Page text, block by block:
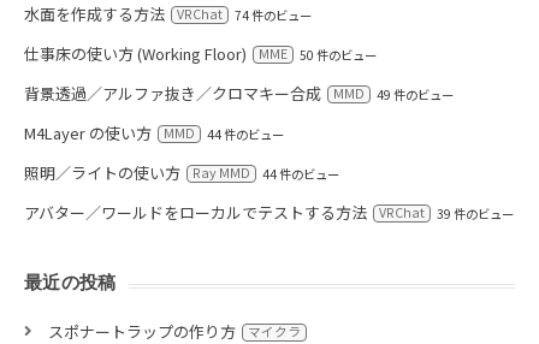
水面を作成する方法 VRChat 74 件のビュー
仕事床の使い方 (Working Floor) MME 50 件のビュー
背景透過／アルファ抜き／クロマキー合成 MMD 49 件のビュー
M4Layer の使い方 MMD 44 件のビュー
照明／ライトの使い方 Ray MMD 44 件のビュー
アバター／ワールドをローカルでテストする方法 VRChat 39 件のビュー
最近の投稿
スポナートラップの作り方 マイクラ